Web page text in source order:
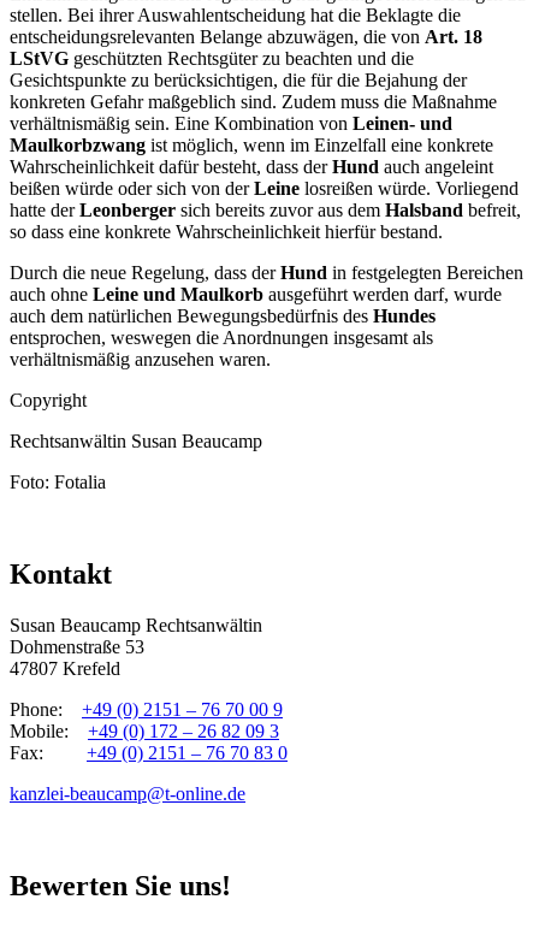
stellen. Bei ihrer Auswahlentscheidung hat die Beklagte die
entscheidungsrelevanten Belange abzuwägen, die von Art. 18
LStVG geschützten Rechtsgüter zu beachten und die
Gesichtspunkte zu berücksichtigen, die für die Bejahung der
konkreten Gefahr maßgeblich sind. Zudem muss die Maßnahme
verhältnismäßig sein. Eine Kombination von Leinen- und
Maulkorbzwang ist möglich, wenn im Einzelfall eine konkrete
Wahrscheinlichkeit dafür besteht, dass derHund auch angeleint
beißen würde oder sich von derLeine losreißen würde. Vorliegend
hatte derLeonberger sich bereits zuvor aus dem Halsband befreit,
so dass eine konkrete Wahrscheinlichkeit hierfür bestand.
Durch die neue Regelung, dass derHund in festgelegten Bereichen
auch ohne Leine und Maulkorb ausgeführt werden darf, wurde
auch dem natürlichen Bewegungsbedürfnis des Hundes
entsprochen, weswegen die Anordnungen insgesamt als
verhältnismäßig anzusehen waren.
Copyright
Rechtsanwältin Susan Beaucamp
Foto: Fotalia
Kontakt
Susan Beaucamp Rechtsanwältin
Dohmenstraße 53
47807 Krefeld
Phone: +49 (0) 2151 – 76 70 00 9
Mobile: +49 (0) 172 – 26 82 09 3
Fax: +49 (0) 2151 – 76 70 83 0
kanzlei-beaucamp@t-online.de
Bewerten Sie uns!